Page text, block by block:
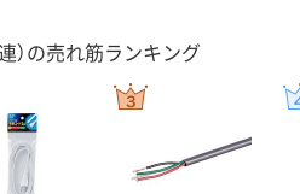
）の売れ筋ランキング